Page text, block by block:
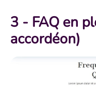
3 - FAQ en
accordéon)